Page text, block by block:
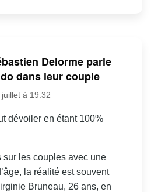
Delorme parle
dans leur couple
à 19:32
dévoiler en étant 100%
sur les couples avec une
la réalité est souvent
Bruneau, 26 ans, en